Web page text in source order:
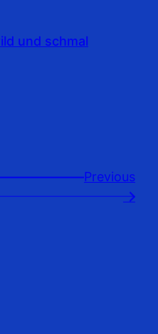
und schmal
Previousㅤ
→